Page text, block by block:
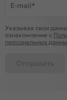
E-mail*
Указывая свои
ознакомление c
персональных
Отправить